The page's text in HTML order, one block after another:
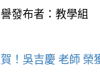
發布者：教學組
！吳吉慶 老師 榮